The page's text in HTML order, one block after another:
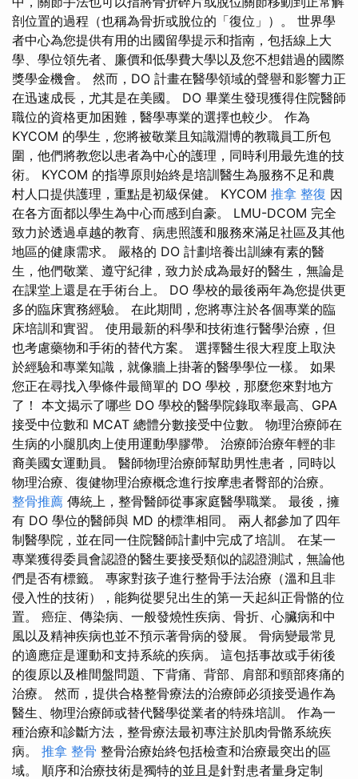
剖位置的過程（也稱為骨折或脫位的「復位」）。 世界學
者中心為您提供有用的出國留學提示和指南，包括線上大
學、學位領先者、廉價和低學費大學以及您不想錯過的國際
獎學金機會。 然而，DO 計畫在醫學領域的聲譽和影響力正
在迅速成長，尤其是在美國。 DO 畢業生發現獲得住院醫師
職位的資格更加困難，醫學專業的選擇也較少。 作為
KYCOM 的學生，您將被敬業且知識淵博的教職員工所包
圍，他們將教您以患者為中心的護理，同時利用最先進的技
術。 KYCOM 的指導原則始終是培訓醫生為服務不足和農
村人口提供護理，重點是初級保健。 KYCOM 推拿 整復 因
在各方面都以學生為中心而感到自豪。 LMU-DCOM 完全
致力於透過卓越的教育、病患照護和服務來滿足社區及其他
地區的健康需求。 嚴格的 DO 計劃培養出訓練有素的醫
生，他們敬業、遵守紀律，致力於成為最好的醫生，無論是
在課堂上還是在手術台上。 DO 學校的最後兩年為您提供更
多的臨床實務經驗。 在此期間，您將專注於各個專業的臨
床培訓和實習。 使用最新的科學和技術進行醫學治療，但
也考慮藥物和手術的替代方案。 選擇醫生很大程度上取決
於經驗和專業知識，就像牆上掛著的醫學學位一樣。 如果
您正在尋找入學條件最簡單的 DO 學校，那麼您來對地方
了！ 本文揭示了哪些 DO 學校的醫學院錄取率最高、GPA
接受中位數和 MCAT 總體分數接受中位數。 物理治療師在
生病的小腿肌肉上使用運動學膠帶。 治療師治療年輕的非
裔美國女運動員。 醫師物理治療師幫助男性患者，同時以
物理治療、復健物理治療概念進行按摩患者臀部的治療。
整骨推薦 傳統上，整骨醫師從事家庭醫學職業。 最後，擁
有 DO 學位的醫師與 MD 的標準相同。 兩人都參加了四年
制醫學院，並在同一住院醫師計劃中完成了培訓。 在某一
專業獲得委員會認證的醫生要接受類似的認證測試，無論他
們是否有標籤。 專家對孩子進行整骨手法治療（溫和且非
侵入性的技術），能夠從嬰兒出生的第一天起糾正骨骼的位
置。 癌症、傳染病、一般發燒性疾病、骨折、心臟病和中
風以及精神疾病也並不預示著骨病的發展。 骨病變最常見
的適應症是運動和支持系統的疾病。 這包括事故或手術後
的復原以及椎間盤問題、下背痛、背部、肩部和頸部疼痛的
治療。 然而，提供合格整骨療法的治療師必須接受過作為
醫生、物理治療師或替代醫學從業者的特殊培訓。 作為一
種治療和診斷方法，整骨療法最初專注於肌肉骨骼系統疾
病。 推拿 整骨 整骨治療始終包括檢查和治療最突出的區
域。 順序和治療技術是獨特的並且是針對患者量身定制